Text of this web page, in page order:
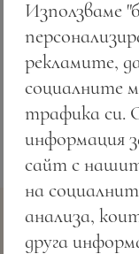
Използваме
рекламите,
социалните
трафика си.
информация
сайт с
на
анализа,
друга